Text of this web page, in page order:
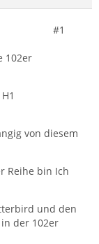
#1
102er
von diesem
Reihe bin Ich
und den
der 102er